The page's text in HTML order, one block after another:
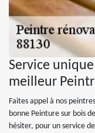
Service
meilleur
Faites appel à nos
bonne Peinture sur bois
hésiter, pour un service